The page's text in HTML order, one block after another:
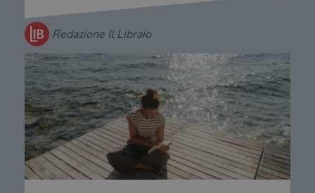
Redazione Il Libraio